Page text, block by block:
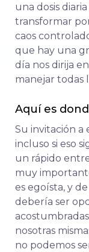
una dosis
transformar
caos
que hay una
día nos dirija
manejar todas
Aquí es
Su invitación a
incluso si eso
un rápido
muy
es egoísta, y
debería ser
nosotras
no podemos